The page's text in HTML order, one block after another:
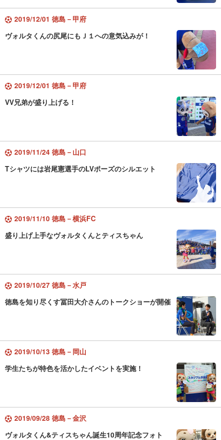
2019/12/01 徳島－甲府
ヴォルタくんの尻尾にもＪ１への意気込みが！
2019/12/01 徳島－甲府
VV兄弟が盛り上げる！
2019/11/24 徳島－山口
Tシャツには岩尾憲選手のLVポーズのシルエット
2019/11/10 徳島－横浜FC
盛り上げ上手なヴォルタくんとティスちゃん
2019/10/27 徳島－水戸
徳島を知り尽くす冨田大介さんのトークショーが開催
2019/10/13 徳島－岡山
学生たちが特色を活かしたイベントを実施！
2019/09/28 徳島－金沢
ヴォルタくん&ティスちゃん誕生10周年記念フォト